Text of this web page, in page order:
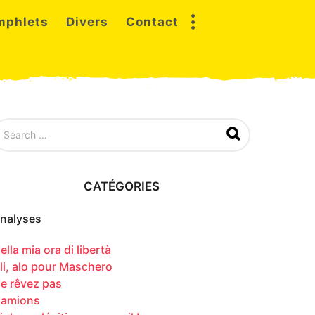
Divers Contact
CATÉGORIES
mia ora di libertà
alo pour Maschero
rêvez pas